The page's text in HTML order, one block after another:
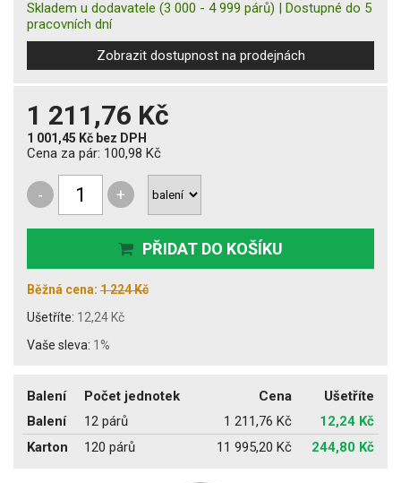
Skladem u dodavatele (3 000 - 4 999 párů) | Dostupné do 5
pracovních dní
Zobrazit dostupnost na prodejnách
1 211,76 Kč
1 001,45 Kč bez DPH
Cena za pár: 100,98 Kč
- +
PŘIDAT DO KOŠÍKU
Běžná cena: 1 224 Kč
Ušetříte: 12,24 Kč
Vaše sleva: 1%
Balení Počet jednotek Cena
Ušetříte
Balení
12 párů 1 211,76 Kč
12,24 Kč
Karton
120 párů 11 995,20 Kč 244,80 Kč